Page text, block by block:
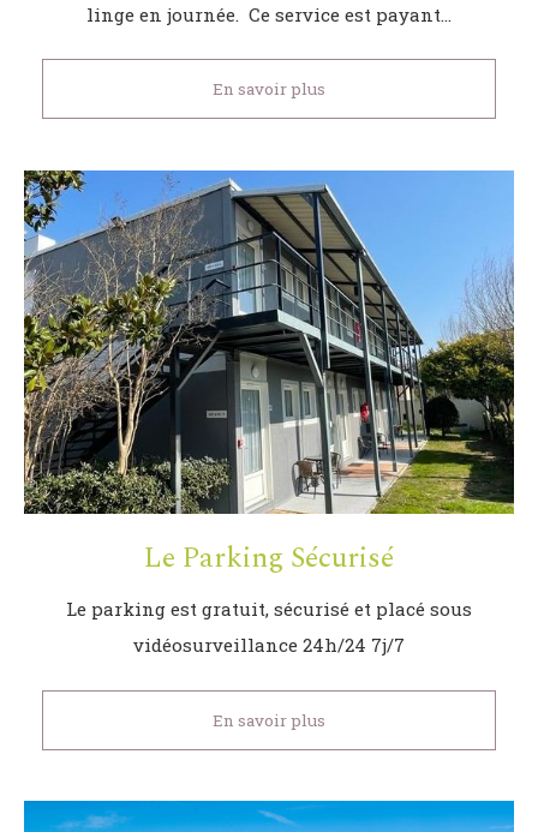
linge en journée. Ce service est payant…
En savoir plus
Le Parking Sécurisé
Le parking est gratuit, sécurisé et placé sous
vidéosurveillance 24h/24 7j/7
En savoir plus